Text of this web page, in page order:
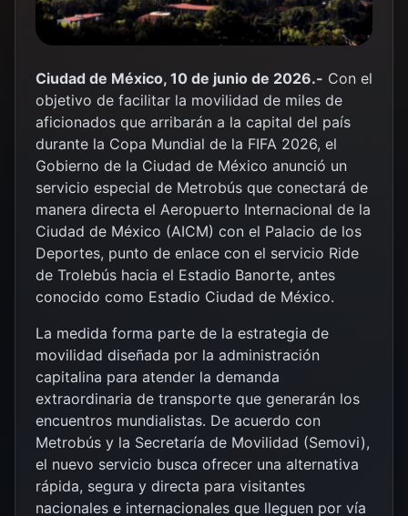
Ciudad de México, 10 de junio de 2026.- Con el
objetivo de facilitar la movilidad de miles de
aficionados que arribarán a la capital del país
durante la Copa Mundial de la FIFA 2026, el
Gobierno de la Ciudad de México anunció un
servicio especial de Metrobús que conectará de
manera directa el Aeropuerto Internacional de la
Ciudad de México (AICM) con el Palacio de los
Deportes, punto de enlace con el servicio Ride
de Trolebús hacia el Estadio Banorte, antes
conocido como Estadio Ciudad de México.
La medida forma parte de la estrategia de
movilidad diseñada por la administración
capitalina para atender la demanda
extraordinaria de transporte que generarán los
encuentros mundialistas. De acuerdo con
Metrobús y la Secretaría de Movilidad (Semovi),
el nuevo servicio busca ofrecer una alternativa
rápida, segura y directa para visitantes
nacionales e internacionales que lleguen por vía